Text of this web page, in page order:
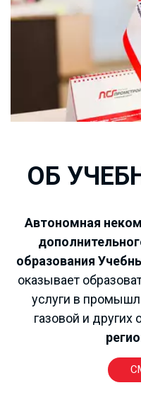
от
ОБ
Автономная
образования
оказывает
услуги в
газовой и других